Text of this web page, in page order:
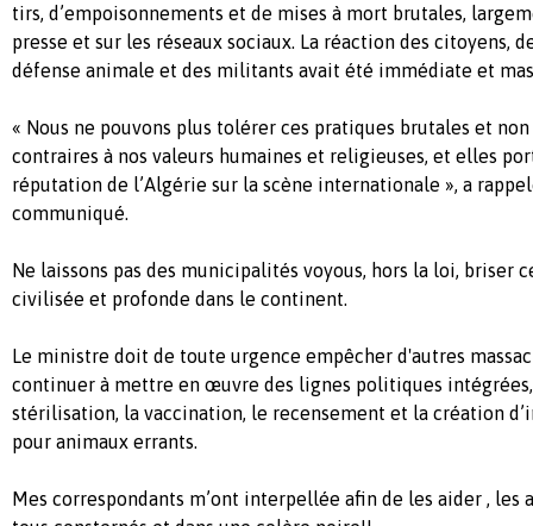
tirs, d’empoisonnements et de mises à mort brutales,
presse et sur les réseaux sociaux. La réaction des citoyens,
défense animale et des militants avait été immédiate et
« Nous ne pouvons plus tolérer ces pratiques brutales et
contraires à nos valeurs humaines et religieuses, et elles
réputation de l’Algérie sur la scène internationale », a
communiqué.
Ne laissons pas des municipalités voyous, hors la loi, briser
civilisée et profonde dans le continent.
Le ministre doit de toute urgence empêcher d'autres
continuer à mettre en œuvre des lignes politiques
stérilisation, la vaccination, le recensement et la création
pour animaux errants.
Mes correspondants m’ont interpellée afin de les aider , les